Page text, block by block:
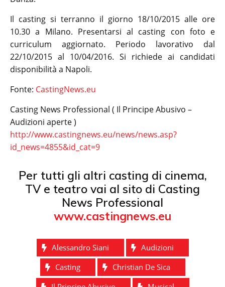
Il casting si terranno il giorno 18/10/2015 alle ore
10.30 a Milano. Presentarsi al casting con foto e
curriculum aggiornato. Periodo lavorativo dal
22/10/2015 al 10/04/2016. Si richiede ai candidati
disponibilità a Napoli.
Fonte: CastingNews.eu
Casting News Professional ( Il Principe Abusivo –
Audizioni aperte )
http://www.castingnews.eu/news/news.asp?
id_news=4855&id_cat=9
Per tutti gli altri casting di cinema,
TV e teatro vai al sito di Casting
News Professional
www.castingnews.eu
Alessandro Siani
Audizioni
Casting
Christian De Sica